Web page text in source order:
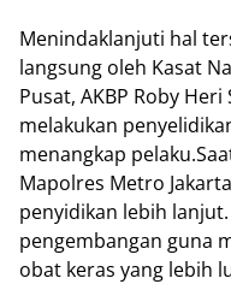
Menindaklanjuti hal
langsung oleh Kasat
Pusat, AKBP Roby Heri
melakukan
menangkap
Mapolres Metro
penyidikan lebih
pengembangan guna
obat keras yang lebih